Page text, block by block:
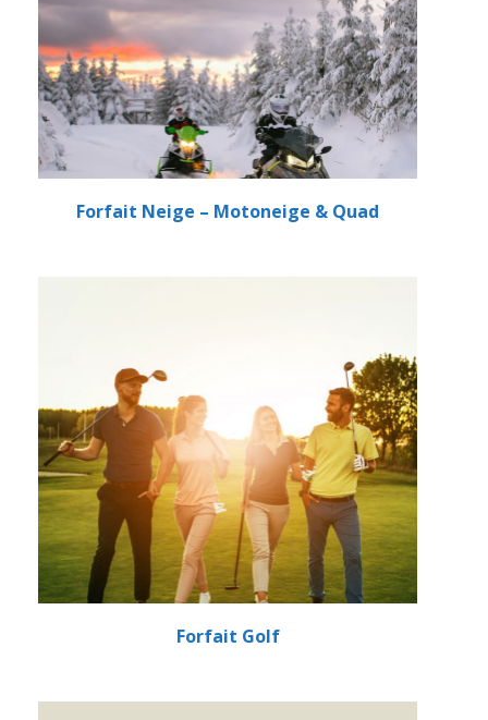
Forfait Neige – Motoneige & Quad
Forfait Golf